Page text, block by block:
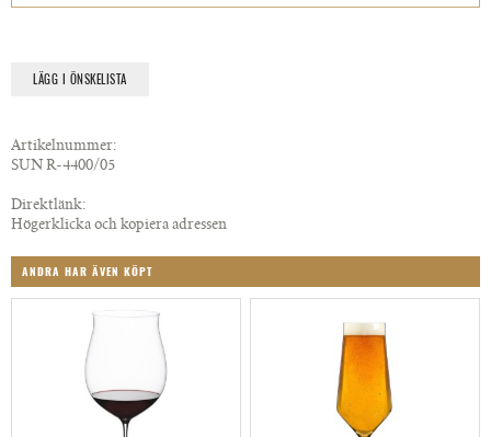
LÄGG I ÖNSKELISTA
Artikelnummer:
SUN R-4400/05
Direktlänk:
Högerklicka och kopiera adressen
ANDRA HAR ÄVEN KÖPT